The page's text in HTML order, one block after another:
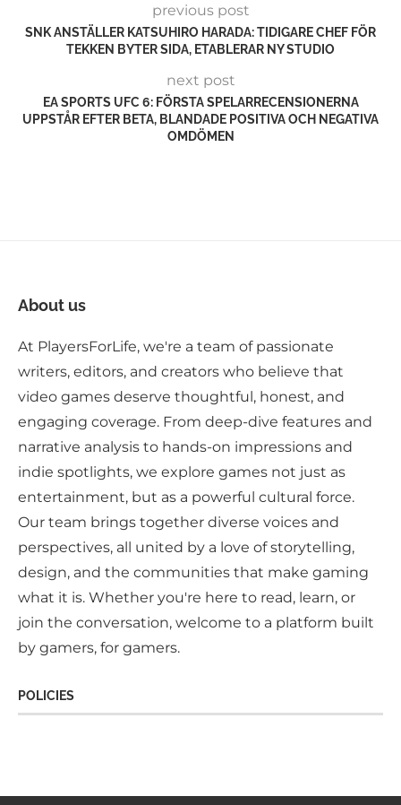
previous post
SNK ANSTÄLLER KATSUHIRO HARADA: TIDIGARE CHEF FÖR
TEKKEN BYTER SIDA, ETABLERAR NY STUDIO
next post
EA SPORTS UFC 6: FÖRSTA SPELARRECENSIONERNA
UPPSTÅR EFTER BETA, BLANDADE POSITIVA OCH NEGATIVA
OMDÖMEN
About us
At PlayersForLife, we're a team of passionate
writers, editors, and creators who believe that
video games deserve thoughtful, honest, and
engaging coverage. From deep-dive features and
narrative analysis to hands-on impressions and
indie spotlights, we explore games not just as
entertainment, but as a powerful cultural force.
Our team brings together diverse voices and
perspectives, all united by a love of storytelling,
design, and the communities that make gaming
what it is. Whether you're here to read, learn, or
join the conversation, welcome to a platform built
by gamers, for gamers.
POLICIES